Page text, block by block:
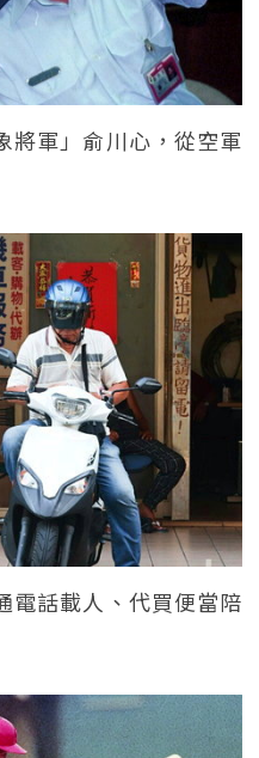
將軍」俞川心，從空軍
電話載人、代買便當陪